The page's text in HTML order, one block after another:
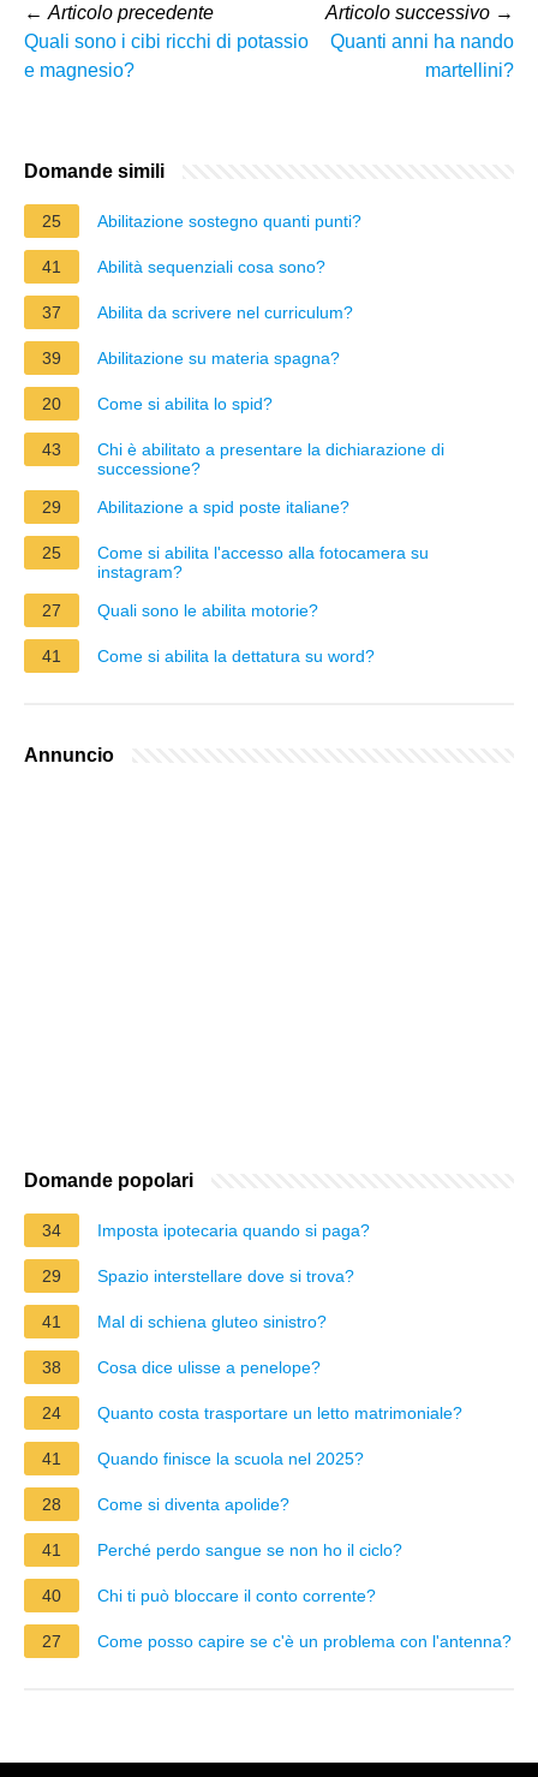
← Articolo precedente
Quali sono i cibi ricchi di potassio
e magnesio?
Articolo successivo →
Quanti anni ha nando
martellini?
Domande simili
25 Abilitazione sostegno quanti punti?
41 Abilità sequenziali cosa sono?
37 Abilita da scrivere nel curriculum?
39 Abilitazione su materia spagna?
20 Come si abilita lo spid?
43
Chi è abilitato a presentare la dichiarazione di
successione?
29
Abilitazione a spid poste italiane?
25
Come si abilita l'accesso alla fotocamera su
instagram?
27
Quali sono le abilita motorie?
41 Come si abilita la dettatura su word?
Annuncio
Domande popolari
34 Imposta ipotecaria quando si paga?
29 Spazio interstellare dove si trova?
41 Mal di schiena gluteo sinistro?
38 Cosa dice ulisse a penelope?
24 Quanto costa trasportare un letto matrimoniale?
41 Quando finisce la scuola nel 2025?
28 Come si diventa apolide?
41 Perché perdo sangue se non ho il ciclo?
40 Chi ti può bloccare il conto corrente?
27 Come posso capire se c'è un problema con l'antenna?